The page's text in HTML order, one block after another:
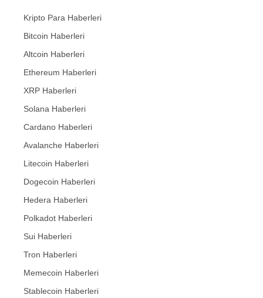
Kripto Para Haberleri
Bitcoin Haberleri
Altcoin Haberleri
Ethereum Haberleri
XRP Haberleri
Solana Haberleri
Cardano Haberleri
Avalanche Haberleri
Litecoin Haberleri
Dogecoin Haberleri
Hedera Haberleri
Polkadot Haberleri
Sui Haberleri
Tron Haberleri
Memecoin Haberleri
Stablecoin Haberleri